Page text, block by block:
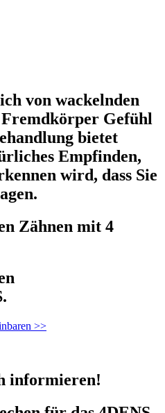
von wackelnden
Gefühl
bietet
Empfinden,
wird, dass Sie
Zähnen mit 4
>>
informieren!